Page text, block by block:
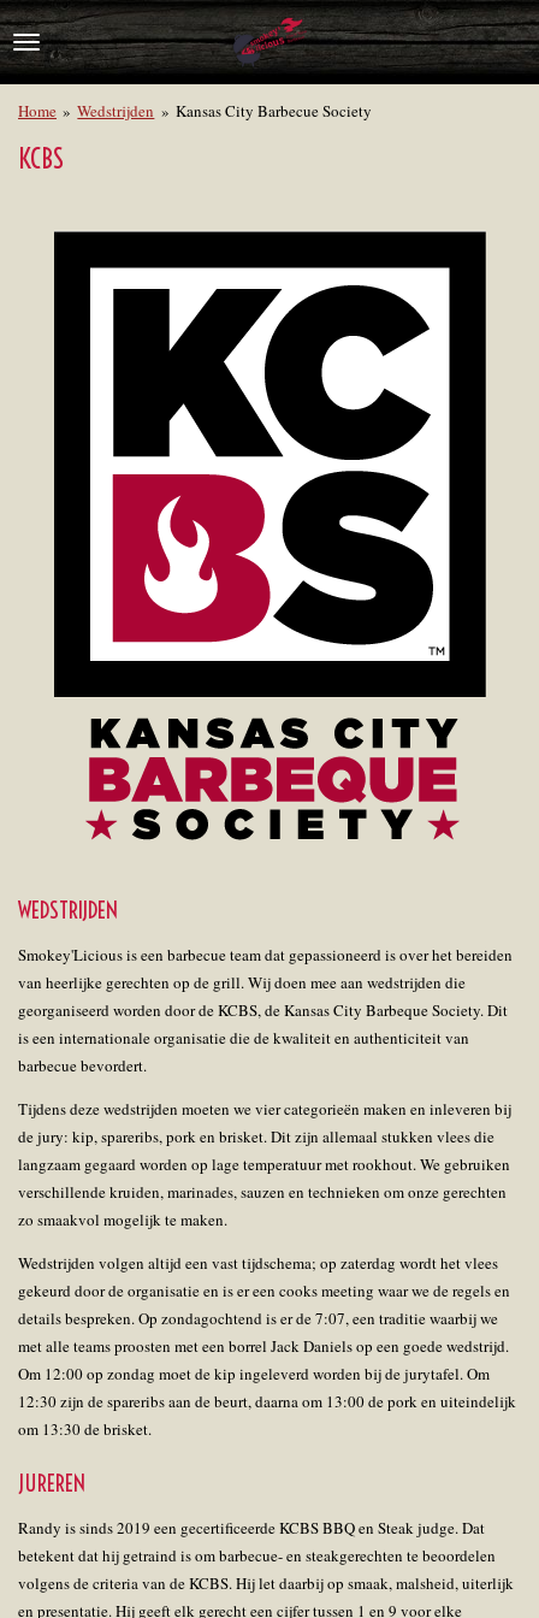
Ga
direct
naar
de
Home » Wedstrijden » Kansas City Barbecue Society
KCBS
WEDSTRIJDEN
Smokey'Licious is een barbecue team dat gepassioneerd is over het bereiden
van heerlijke gerechten op de grill. Wij doen mee aan wedstrijden die
georganiseerd worden door de KCBS, de Kansas City Barbeque Society. Dit
is een internationale organisatie die de kwaliteit en authenticiteit van
barbecue bevordert.
Tijdens deze wedstrijden moeten we vier categorieën maken en inleveren bij
de jury: kip, spareribs, pork en brisket. Dit zijn allemaal stukken vlees die
langzaam gegaard worden op lage temperatuur met rookhout. We gebruiken
verschillende kruiden, marinades, sauzen en technieken om onze gerechten
zo smaakvol mogelijk te maken.
Wedstrijden volgen altijd een vast tijdschema; op zaterdag wordt het vlees
gekeurd door de organisatie en is er een cooks meeting waar we de regels en
details bespreken. Op zondagochtend is er de 7:07, een traditie waarbij we
met alle teams proosten met een borrel Jack Daniels op een goede wedstrijd.
Om 12:00 op zondag moet de kip ingeleverd worden bij de jurytafel. Om
12:30 zijn de spareribs aan de beurt, daarna om 13:00 de pork en uiteindelijk
om 13:30 de brisket.
JUREREN
Randy is sinds 2019 een gecertificeerde KCBS BBQ en Steak judge. Dat
betekent dat hij getraind is om barbecue- en steakgerechten te beoordelen
volgens de criteria van de KCBS. Hij let daarbij op smaak, malsheid, uiterlijk
en presentatie. Hij geeft elk gerecht een cijfer tussen 1 en 9 voor elke